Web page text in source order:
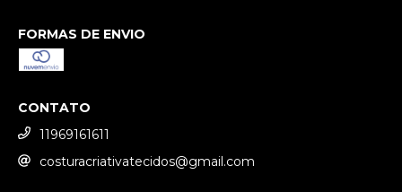
FORMAS DE ENVIO
CONTATO
11969161611
costuracriativatecidos@gmail.com